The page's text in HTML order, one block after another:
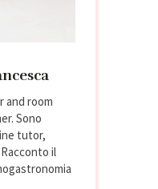
and room
Sono
tutor,
il